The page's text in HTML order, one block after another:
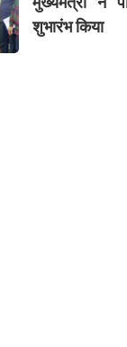
शुभारंभ किया